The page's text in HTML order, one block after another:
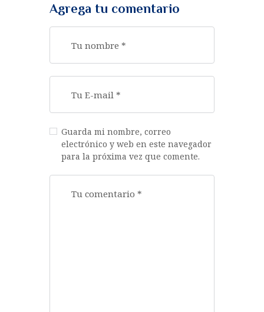
Agrega tu comentario
Guarda mi nombre, correo
electrónico y web en este navegador
para la próxima vez que comente.